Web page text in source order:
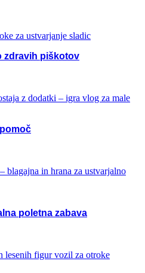
zdravih piškotov
poletna zabava